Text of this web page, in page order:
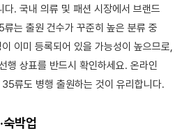
. 국내 의류 및 패션 시장에서 브랜드
는 출원 건수가 꾸준히 높은 분류 중
이미 등록되어 있을 가능성이 높으므로,
행 상표를 반드시 확인하세요. 온라인
류도 병행 출원하는 것이 유리합니다.
박업